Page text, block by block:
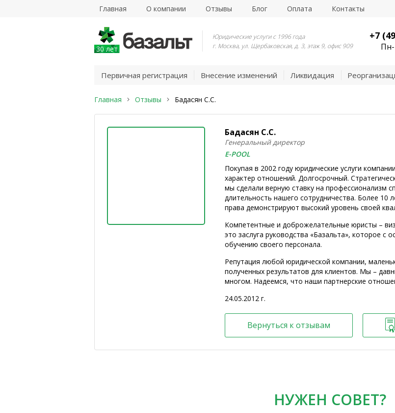
Главная О компании Отзывы Блог Оплата Контакты
30 лет
Юридические услуги с 1996 года
г. Москва, ул. Щербаковская, д. 3, этаж 9, офис 909
+7
Пн-
Первичная регистрация Внесение изменений Ликвидация
Главная Отзывы Бадасян С.С.
Бадасян С.С.
Генеральный директор
E-POOL
Покупая в 2002 году юридические услуги
характер отношений. Долгосрочный.
мы сделали верную ставку на профессионализм
длительность нашего сотрудничества. Более 10
права демонстрируют высокий уровень своей
Компетентные и доброжелательные юристы –
это заслуга руководства «Базальта», которое
обучению своего персонала.
Репутация любой юридической компании,
полученных результатов для клиентов. Мы –
многом. Надеемся, что наши партнерские
24.05.2012 г.
Вернуться к отзывам
НУЖЕН СОВЕТ?